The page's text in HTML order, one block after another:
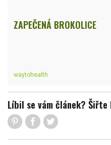
ZAPEČENÁ BROKOLICE
waytohealth
Líbil se vám článek? Šiřte